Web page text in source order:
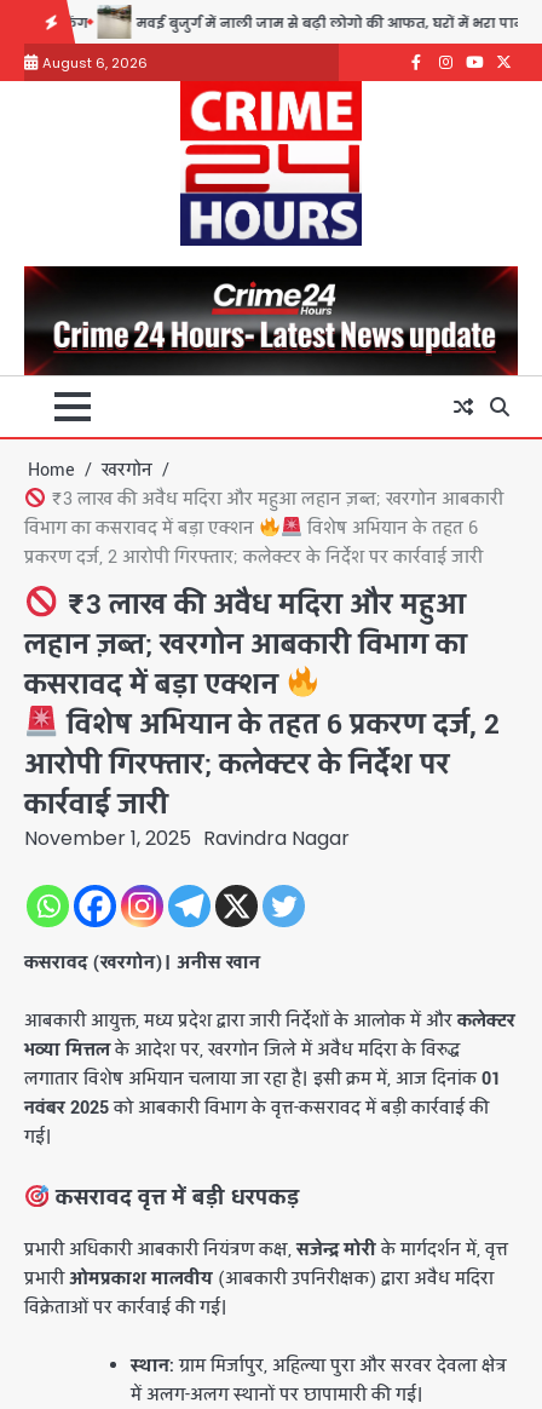
content
मवई बुजुर्ग में नाली जाम से बढ़ी लोगो की आफत, घरों में भरा पानी, कई मकान
August 6, 2026 FacebookInstagram
youtube
Home
खरगोन
₹3 लाख की अवैध मदिरा और महुआ लहान ज़ब्त; खरगोन आबकारी
विभाग का कसरावद में बड़ा एक्शन
विशेष अभियान के तहत 6
प्रकरण दर्ज, 2 आरोपी गिरफ्तार; कलेक्टर के निर्देश पर कार्रवाई जारी
₹3 लाख की अवैध मदिरा और महुआ
लहान ज़ब्त; खरगोन आबकारी विभाग का
कसरावद में बड़ा एक्शन
विशेष अभियान के तहत 6 प्रकरण दर्ज, 2
आरोपी गिरफ्तार; कलेक्टर के निर्देश पर
कार्रवाई जारी
November 1, 2025 Ravindra Nagar
कसरावद (खरगोन)। अनीस खान
​आबकारी आयुक्त, मध्य प्रदेश द्वारा जारी निर्देशों के आलोक में औरकलेक्टर
भव्या मित्तलके आदेश पर, खरगोन जिले में अवैध मदिरा के विरुद्ध
लगातार विशेष अभियान चलाया जा रहा है। इसी क्रम में, आज दिनांक01
नवंबर 2025को आबकारी विभाग के वृत्त-कसरावद में बड़ी कार्रवाई की
गई।
कसरावद वृत्त में बड़ी धरपकड़
​प्रभारी अधिकारी आबकारी नियंत्रण कक्ष,सजेन्द्र मोरीके मार्गदर्शन में, वृत्त
प्रभारीओमप्रकाश मालवीय (आबकारी उपनिरीक्षक) द्वारा अवैध मदिरा
विक्रेताओं पर कार्रवाई की गई।
स्थान:ग्राम मिर्जापुर, अहिल्या पुरा और सरवर देवला क्षेत्र
में अलग-अलग स्थानों पर छापामारी की गई।